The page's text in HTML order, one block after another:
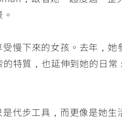
慢下來的女孩。去年，
特質，也延伸到她的日
代步工具，而更像是她